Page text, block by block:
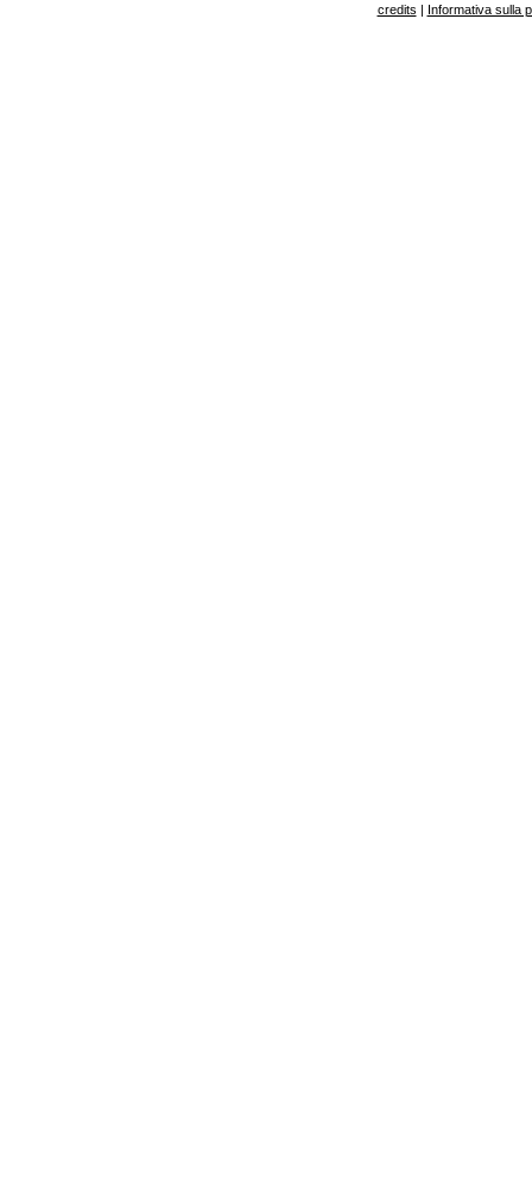
credits | Informativa sulla